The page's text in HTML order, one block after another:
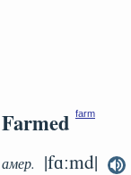
Farmed farm
амер. |fɑːmd|